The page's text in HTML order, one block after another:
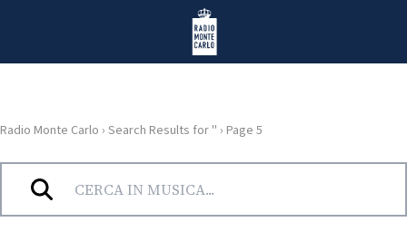
Radio Monte Carlo
HOME
RADIO
Radio Monte Carlo › Search Results for '' › Page 5
Risultati di ricerca per ""